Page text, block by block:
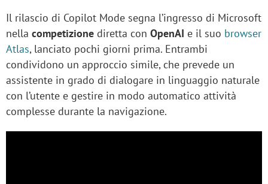
Il rilascio di Copilot Mode segna l’ingresso di Microsoft
nella competizione diretta con OpenAI e il suo browser
Atlas, lanciato pochi giorni prima. Entrambi
condividono un approccio simile, che prevede un
assistente in grado di dialogare in linguaggio naturale
con l’utente e gestire in modo automatico attività
complesse durante la navigazione.